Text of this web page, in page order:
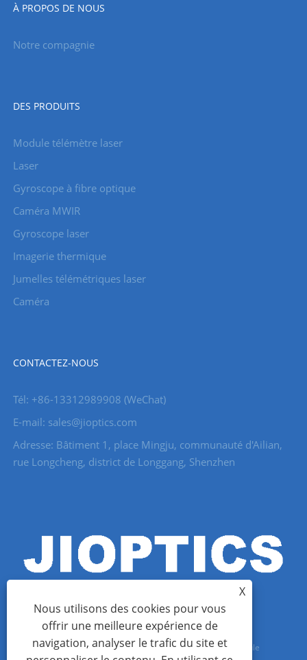
À PROPOS DE NOUS
Notre compagnie
DES PRODUITS
Module télémètre laser
Laser
Gyroscope à fibre optique
Caméra MWIR
Gyroscope laser
Imagerie thermique
Jumelles télémétriques laser
Caméra
CONTACTEZ-NOUS
Tél: +86-13312989908 (WeChat)
E-mail: sales@jioptics.com
Adresse: Bâtiment 1, place Mingju, communauté d'Ailian,
rue Longcheng, district de Longgang, Shenzhen
Copyright © 2022 Shenzhen Jioptics Technology Co., Ltd - Module
X
Nous utilisons des cookies pour vous
offrir une meilleure expérience de
navigation, analyser le trafic du site et